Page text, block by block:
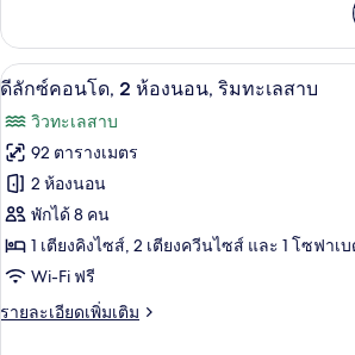
-
1201
เกี่ยว
กับ
2-
Condo
Terrace
Level
1201
เปิด
ภาพถ่าย
ทั้งหมด
ของ
ดี
ลัก
ซ์
คอน
ดีลักซ์คอนโ
19
ดีลักซ์คอนโด, 2 ห้องนอน, ริมทะเลสาบ
วิวทะเลสาบ
92 ตารางเมตร
2 ห้องนอน
พักได้ 8 คน
1 เตียงคิงไซส์, 2 เตียงควีนไซส์ และ 1 โซฟา
Wi-Fi ฟรี
รายละเอียดเพิ่มเติม
ราย